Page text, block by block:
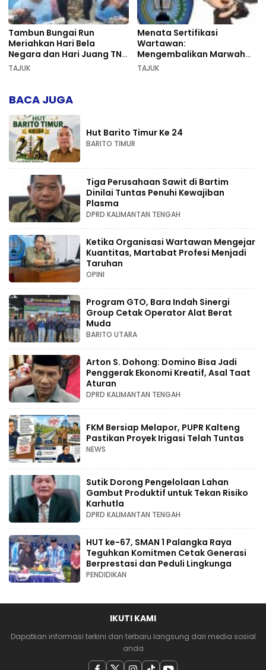
Tambun Bungai Run
Meriahkan Hari Bela
Negara dan Hari Juang TNI
AD di Palangka Raya
TAJUK
Menata Sertifikasi
Wartawan:
Mengembalikan Marwah
Pers dan Keadilan
TAJUK
BACA JUGA
Hut Barito Timur Ke 24
BARITO TIMUR
Tiga Perusahaan Sawit di Bartim
Dinilai Tuntas Penuhi Kewajiban
Plasma
DPRD KALIMANTAN TENGAH
Ketika Organisasi Wartawan Mengejar
Kuantitas, Martabat Profesi Menjadi
Taruhan
OPINI
Program GTO, Bara Indah Sinergi
Group Cetak Operator Alat Berat
Muda
BARITO UTARA
Arton S. Dohong: Domino Bisa Jadi
Penggerak Ekonomi Kreatif, Asal Taat
Aturan
DPRD KALIMANTAN TENGAH
FKM Bersiap Melapor, PUPR Kalteng
Pastikan Proyek Irigasi Telah Tuntas
NEWS
Sutik Dorong Pengelolaan Lahan
Gambut Produktif untuk Tekan Risiko
Karhutla
DPRD KALIMANTAN TENGAH
HUT ke-67, SMAN 1 Palangka Raya
Teguhkan Komitmen Cetak Generasi
Berprestasi dan Peduli Lingkunga
PENDIDIKAN
IKUTI KAMI
Dapatkan informasi terkini dan terbaru langsung dari media sosial
anda